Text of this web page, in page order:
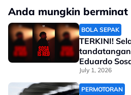
Anda mungkin
BOLA SEPAK
TERKINI!
Eduardo
July 1, 2026
PERMOTORAN